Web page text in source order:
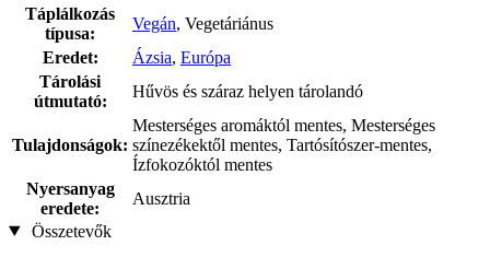
Táplálkozás
típusa:
Vegán, Vegetáriánus
Eredet:
Ázsia, Európa
Tárolási
útmutató:
Hűvös és száraz helyen tárolandó
Tulajdonságok:
Mesterséges aromáktól mentes, Mesterséges
színezékektől mentes, Tartósítószer-mentes,
Ízfokozóktól mentes
Nyersanyag
eredete:
Ausztria
Összetevők